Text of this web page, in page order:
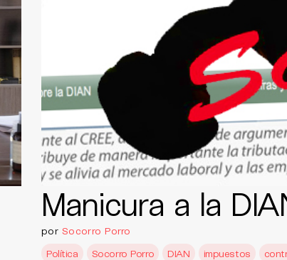
Manicura a la
porSocorro Porro
Política
Socorro Porro DIAN impuestos